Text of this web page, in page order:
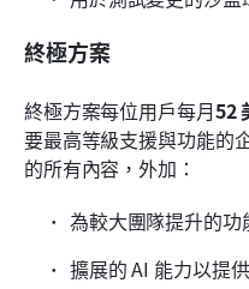
終極方案
終極方案每位用戶每月52
要最高等級支援與功能的
的所有內容，外加：
為較大團隊提升的功
擴展的 AI 能力以提